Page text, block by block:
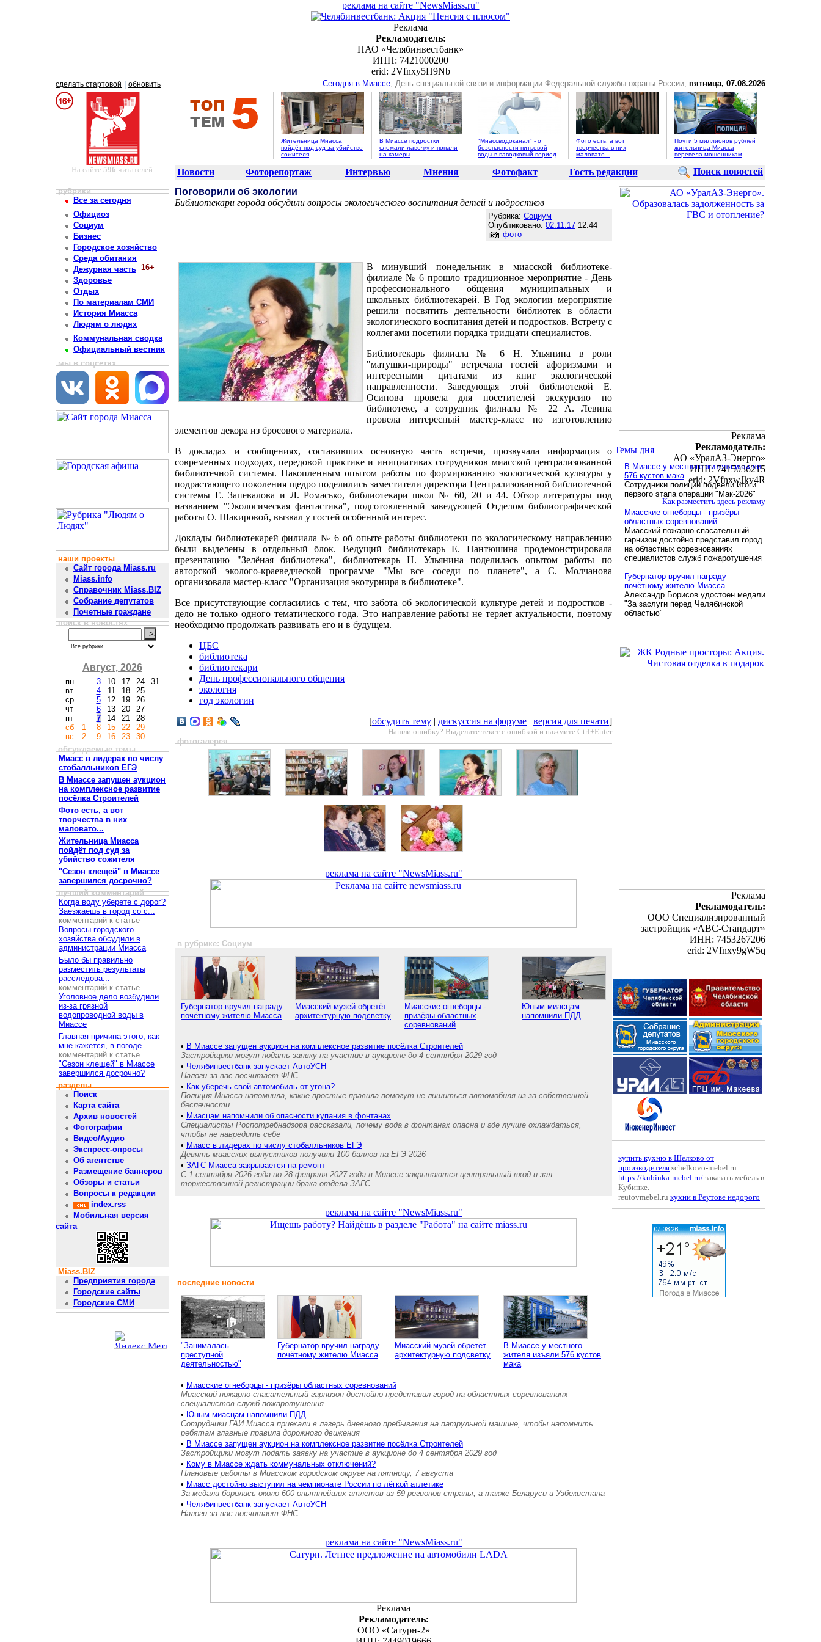
реклама на сайте "NewsMiass.ru"
Реклама
Рекламодатель:
ПАО «Челябинвестбанк»
ИНН: 7421000200
erid: 2Vfnxy5H9Nb
сделать стартовой обновить Сегодня в Миассе, День специальной связи и информации Федеральной службы охраны России, пятница, 07.08.2026
Жительница Миасса
пойдёт под суд за убийство
сожителя
В Миассе подростки
сломали лавочку и попали
на камеры
"Миассводоканал" - о
безопасности питьевой
воды в паводковый период
Фото есть, а вот
творчества в них
маловато...
Почти 5 миллионов рублей
жительница Миасса
перевела мошенникам
На сайте 596 читателей Новости Фоторепортаж Интервью Мнения Фотофакт Гость редакции Поиск новостей
рубрики
Все за сегодня
Официоз
Социум
Бизнес
Городское хозяйство
Среда обитания
Дежурная часть 16+
Здоровье
Отдых
По материалам СМИ
История Миасса
Людям о людях
Коммунальная сводка
Официальный вестник
мы в соцсетях
наши проекты
Сайт города Miass.ru
Miass.info
Справочник Miass.BIZ
Собрание депутатов
Почетные граждане
поиск в новостях
Август, 2026
пн
вт
ср
чт
пт
сб
вс
1
2
3
4
5
6
7
8
9
10
11
12
13
14
15
16
17
18
19
20
21
22
23
24
25
26
27
28
29
30
31
обсуждаемые темы
Миасс в лидерах по числу
стобалльников ЕГЭ
В Миассе запущен аукцион
на комплексное развитие
посёлка Строителей
Фото есть, а вот
творчества в них
маловато...
Жительница Миасса
пойдёт под суд за
убийство сожителя
"Сезон клещей" в Миассе
завершился досрочно?
лучший комментарий
Когда воду уберете с дорог?
Заезжаешь в город со с...
комментарий к статье
Вопросы городского
хозяйства обсудили в
администрации Миасса
Было бы правильно
разместить результаты
расследова...
комментарий к статье
Уголовное дело возбудили
из-за грязной
водопроводной воды в
Миассе
Главная причина этого, как
мне кажется, в погоде....
комментарий к статье
"Сезон клещей" в Миассе
завершился досрочно?
разделы
Поиск
Карта сайта
Архив новостей
Фотографии
Видео/Аудио
Экспресс-опросы
Об агентстве
Размещение баннеров
Обзоры и статьи
Вопросы к редакции
index.rss
Мобильная версия
сайта
Miass.BIZ
Предприятия города
Городские сайты
Городские СМИ
Поговорили об экологии
Библиотекари города обсудили вопросы экологического воспитания детей и подростков
Рубрика: Социум
Опубликовано: 02.11.17 12:44
фото
В минувший понедельник в миасской библиотеке-
филиале № 6 прошло традиционное мероприятие - День
профессионального общения муниципальных и
школьных библиотекарей. В Год экологии мероприятие
решили посвятить деятельности библиотек в области
экологического воспитания детей и подростков. Встречу с
коллегами посетили порядка тридцати специалистов.
Библиотекарь филиала № 6 Н. Ульянина в роли
"матушки-природы" встречала гостей афоризмами и
интересными цитатами из книг экологической
направленности. Заведующая этой библиотекой Е.
Осипова провела для посетителей экскурсию по
библиотеке, а сотрудник филиала № 22 А. Левина
провела интересный мастер-класс по изготовлению
элементов декора из бросового материала.
В докладах и сообщениях, составивших основную часть встречи, прозвучала информация о
современных подходах, передовой практике и инициативах сотрудников миасской централизованной
библиотечной системы. Накопленным опытом работы по формированию экологической культуры у
подрастающего поколения щедро поделились заместители директора Централизованной библиотечной
системы Е. Запевалова и Л. Ромасько, библиотекари школ № 60, 20 и 44. Обзор литературы под
названием "Экологическая фантастика", подготовленный заведующей Отделом библиографической
работы О. Шакировой, вызвал у гостей особенный интерес.
Доклады библиотекарей филиала № 6 об опыте работы библиотеки по экологическому направлению
были выделены в отдельный блок. Ведущий библиотекарь Е. Пантюшина продемонстрировала
презентацию "Зелёная библиотека", библиотекарь Н. Ульянина поделилась опытом работы по
авторской эколого-краеведческой программе "Мы все соседи по планете", а С. Молчанова
организовала мастер-класс "Организация экотурнира в библиотеке".
Все присутствующие согласились с тем, что забота об экологической культуре детей и подростков -
дело не только одного тематического года. Это направление работы не теряет актуальности, поэтому
необходимо продолжать развивать его и в будущем.
ЦБС
библиотека
библиотекари
День профессионального общения
экология
год экологии
[обсудить тему | дискуссия на форуме | версия для печати]
Нашли ошибку? Выделите текст с ошибкой и нажмите Ctrl+Enter
фотогалерея
реклама на сайте "NewsMiass.ru"
в рубрике: Социум
Губернатор вручил награду
почётному жителю Миасса
Миасский музей обретёт
архитектурную подсветку
Миасские огнеборцы -
призёры областных
соревнований
Юным миасцам
напомнили ПДД
• В Миассе запущен аукцион на комплексное развитие посёлка Строителей
Застройщики могут подать заявку на участие в аукционе до 4 сентября 2029 год
• Челябинвестбанк запускает АвтоУСН
Налоги за вас посчитает ФНС
• Как уберечь свой автомобиль от угона?
Полиция Миасса напомнила, какие простые правила помогут не лишиться автомобиля из-за собственной
беспечности
• Миасцам напомнили об опасности купания в фонтанах
Специалисты Роспотребнадзора рассказали, почему вода в фонтанах опасна и где лучше охлаждаться,
чтобы не навредить себе
• Миасс в лидерах по числу стобалльников ЕГЭ
Девять миасских выпускников получили 100 баллов на ЕГЭ-2026
• ЗАГС Миасса закрывается на ремонт
С 1 сентября 2026 года по 28 февраля 2027 года в Миассе закрываются центральный вход и зал
торжественной регистрации брака отдела ЗАГС
реклама на сайте "NewsMiass.ru"
последние новости
"Занималась
преступной
деятельностью"
Губернатор вручил награду
почётному жителю Миасса
Миасский музей обретёт
архитектурную подсветку
В Миассе у местного
жителя изъяли 576 кустов
мака
• Миасские огнеборцы - призёры областных соревнований
Миасский пожарно-спасательный гарнизон достойно представил город на областных соревнованиях
специалистов служб пожаротушения
• Юным миасцам напомнили ПДД
Сотрудники ГАИ Миасса приехали в лагерь дневного пребывания на патрульной машине, чтобы напомнить
ребятам главные правила дорожного движения
• В Миассе запущен аукцион на комплексное развитие посёлка Строителей
Застройщики могут подать заявку на участие в аукционе до 4 сентября 2029 год
• Кому в Миассе ждать коммунальных отключений?
Плановые работы в Миасском городском округе на пятницу, 7 августа
• Миасс достойно выступил на чемпионате России по лёгкой атлетике
За медали боролись около 600 опытнейших атлетов из 59 регионов страны, а также Беларуси и Узбекистана
• Челябинвестбанк запускает АвтоУСН
Налоги за вас посчитает ФНС
реклама на сайте "NewsMiass.ru"
Реклама
Рекламодатель:
ООО «Сатурн-2»
Реклама
Рекламодатель:
АО «УралАЗ-Энерго»
ИНН: 7415036215
erid: 2VfnxwJkv4R
Как разместить здесь рекламу
Темы дня
В Миассе у местного жителя изъяли
576 кустов мака
Сотрудники полиции подвели итоги
первого этапа операции "Мак-2026"
Миасские огнеборцы - призёры
областных соревнований
Миасский пожарно-спасательный
гарнизон достойно представил город
на областных соревнованиях
специалистов служб пожаротушения
Губернатор вручил награду
почётному жителю Миасса
Александр Борисов удостоен медали
"За заслуги перед Челябинской
областью"
Реклама
Рекламодатель:
ООО Специализированный
застройщик «АВС-Стандарт»
ИНН: 7453267206
erid: 2Vfnxy9gW5q
купить кухню в Щелково от
производителя schelkovo-mebel.ru
https://kubinka-mebel.ru/ заказать мебель в
Кубинке.
reutovmebel.ru кухни в Реутове недорого